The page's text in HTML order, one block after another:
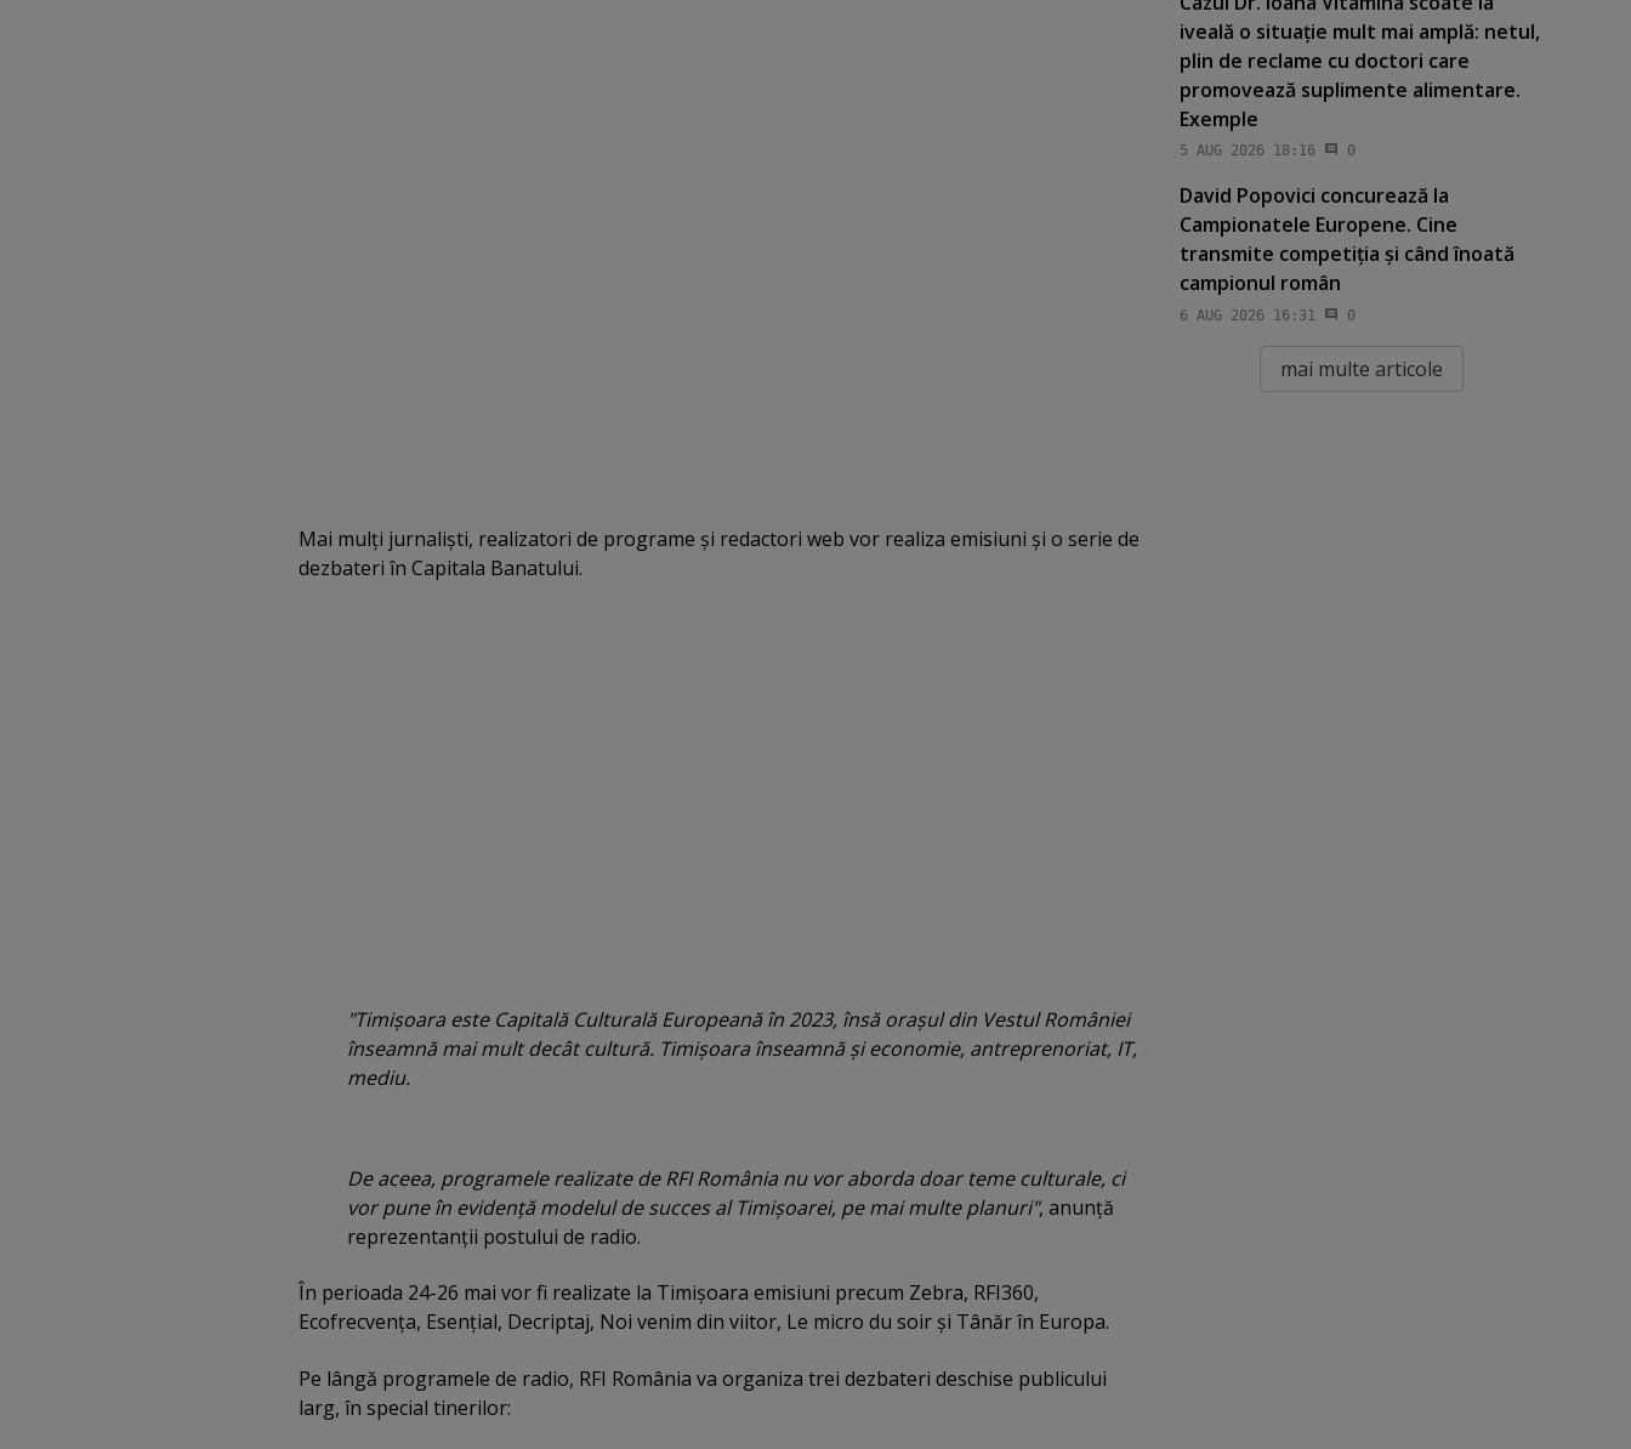
Mai mulţi jurnalişti, realizatori de programe şi redactori web vor realiza emisiuni şi o serie de
dezbateri în Capitala Banatului.
"Timişoara este Capitală Culturală Europeană în 2023, însă oraşul din Vestul României
înseamnă mai mult decât cultură. Timişoara înseamnă şi economie, antreprenoriat, IT,
mediu.
De aceea, programele realizate de RFI România nu vor aborda doar teme culturale, ci
vor pune în evidenţă modelul de succes al Timişoarei, pe mai multe planuri", anunţă
reprezentanţii postului de radio.
În perioada 24-26 mai vor fi realizate la Timişoara emisiuni precum Zebra, RFI360,
Ecofrecvenţa, Esenţial, Decriptaj, Noi venim din viitor, Le micro du soir şi Tânăr în Europa.
Pe lângă programele de radio, RFI România va organiza trei dezbateri deschise publicului
larg, în special tinerilor:
iveală o situaţie mult mai amplă: netul,
plin de reclame cu doctori care
promovează suplimente alimentare.
Exemple
5 AUG 2026 18:16 0
David Popovici concurează la
Campionatele Europene. Cine
transmite competiţia şi când înoată
campionul român
6 AUG 2026 16:31 0
mai multe articole